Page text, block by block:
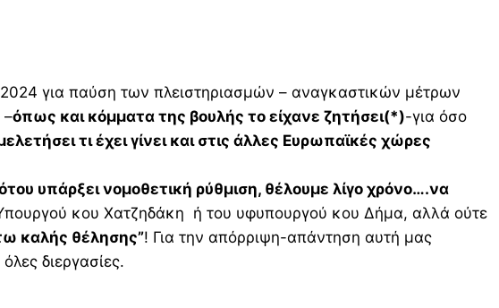
για παύση των πλειστηριασμών – αναγκαστικών μέτρων
–όπως και κόμματα της βουλής το είχανε ζητήσει(*)-για όσο
τι έχει γίνει και στις άλλες Ευρωπαϊκές χώρες
υπάρξει νομοθετική ρύθμιση, θέλουμε λίγο χρόνο….να
κου Χατζηδάκη ή του υφυπουργού κου Δήμα, αλλά ούτε
καλής θέλησης”! Για την απόρριψη-απάντηση αυτή μας
διεργασίες.